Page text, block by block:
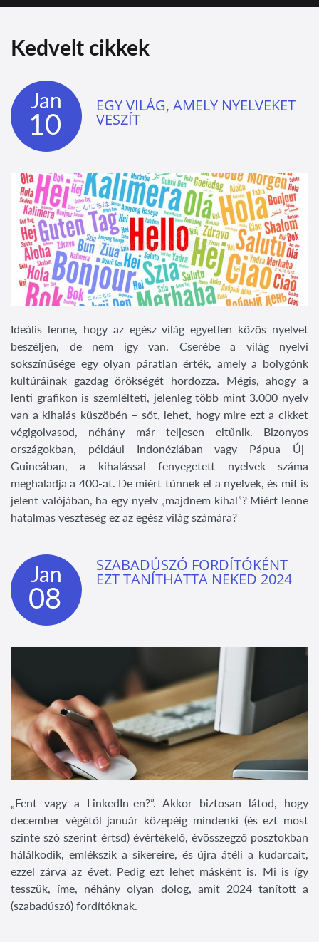
Kedvelt cikkek
Jan
10
EGY VILÁG, AMELY NYELVEKET
VESZÍT
Ideális lenne, hogy az egész világ egyetlen közös nyelvet
beszéljen, de nem így van. Cserébe a világ nyelvi
sokszínűsége egy olyan páratlan érték, amely a bolygónk
kultúráinak gazdag örökségét hordozza. Mégis, ahogy a
lenti grafikon is szemlélteti, jelenleg több mint 3.000 nyelv
van a kihalás küszöbén – sőt, lehet, hogy mire ezt a cikket
végigolvasod, néhány már teljesen eltűnik. Bizonyos
országokban, például Indonéziában vagy Pápua Új-
Guineában, a kihalással fenyegetett nyelvek száma
meghaladja a 400-at. De miért tűnnek el a nyelvek, és mit is
jelent valójában, ha egy nyelv „majdnem kihal”? Miért lenne
hatalmas veszteség ez az egész világ számára?
Jan
08
SZABADÚSZÓ FORDÍTÓKÉNT
EZT TANÍTHATTA NEKED 2024
„Fent vagy a LinkedIn-en?”. Akkor biztosan látod, hogy
december végétől január közepéig mindenki (és ezt most
szinte szó szerint értsd) évértékelő, évösszegző posztokban
hálálkodik, emlékszik a sikereire, és újra átéli a kudarcait,
ezzel zárva az évet. Pedig ezt lehet másként is. Mi is így
tesszük, íme, néhány olyan dolog, amit 2024 tanított a
(szabadúszó) fordítóknak.